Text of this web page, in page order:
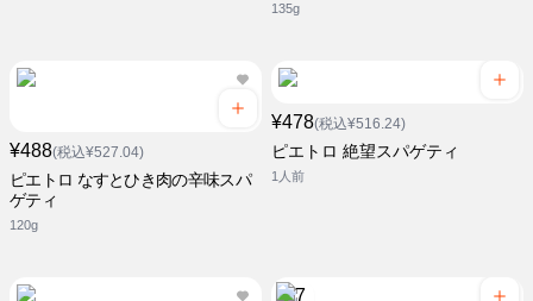
135g
¥488(税込¥527.04)
ピエトロ なすとひき肉の辛味スパ
ゲティ
120g
¥478(税込¥516.24)
ピエトロ 絶望スパゲティ
1人前